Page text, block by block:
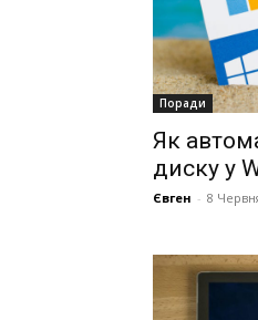
Поради
Як
диску у
Євген - 8